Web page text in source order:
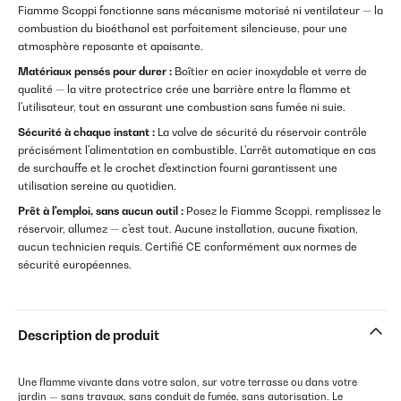
Fiamme Scoppi fonctionne sans mécanisme motorisé ni ventilateur — la
combustion du bioéthanol est parfaitement silencieuse, pour une
atmosphère reposante et apaisante.
Matériaux pensés pour durer : Boîtier en acier inoxydable et verre de
qualité — la vitre protectrice crée une barrière entre la flamme et
l'utilisateur, tout en assurant une combustion sans fumée ni suie.
Sécurité à chaque instant : La valve de sécurité du réservoir contrôle
précisément l'alimentation en combustible. L'arrêt automatique en cas
de surchauffe et le crochet d'extinction fourni garantissent une
utilisation sereine au quotidien.
Prêt à l'emploi, sans aucun outil : Posez le Fiamme Scoppi, remplissez le
réservoir, allumez — c'est tout. Aucune installation, aucune fixation,
aucun technicien requis. Certifié CE conformément aux normes de
sécurité européennes.
Description de produit
Une flamme vivante dans votre salon, sur votre terrasse ou dans votre
jardin — sans travaux, sans conduit de fumée, sans autorisation. Le